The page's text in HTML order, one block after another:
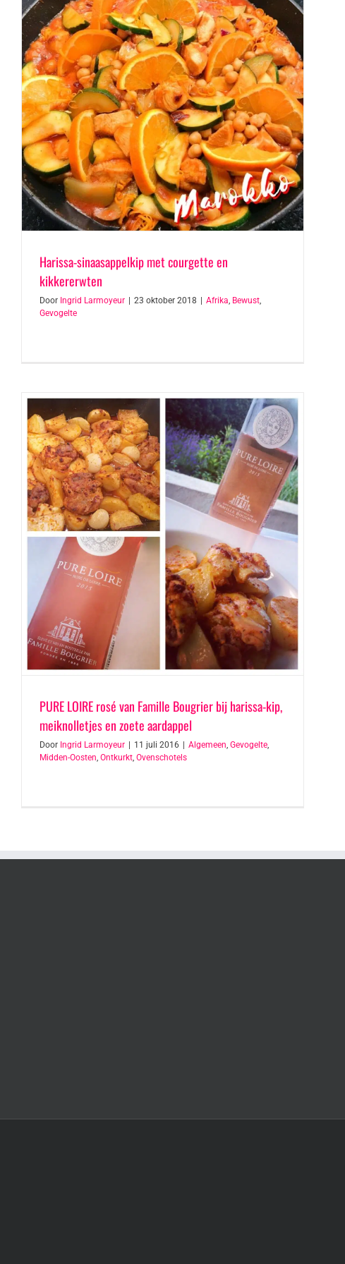
Harissa-sinaasappelkip met courgette en
kikkererwten
Door Ingrid Larmoyeur 23 oktober 2018 Afrika, Bewust,
Gevogelte
PURE LOIRE rosé van Famille Bougrier bij harissa-kip,
meiknolletjes en zoete aardappel
Door Ingrid Larmoyeur | 11 juli 2016 | Algemeen Gevogelte
Midden-Oosten Ontkurkt Ovenschotels